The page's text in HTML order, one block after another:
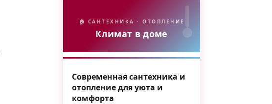
🏠 САНТЕХНИКА · ОТОПЛЕНИЕ
Климат в доме
Современная сантехника и
отопление для уюта и
комфорта